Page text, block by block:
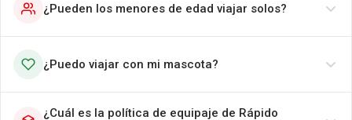
¿Pueden los menores de edad viajar solos?
¿Puedo viajar con mi mascota?
¿Cuál es la política de equipaje de Rápido